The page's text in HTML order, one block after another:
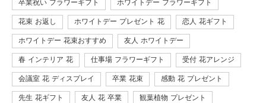
卒業祝い フラワーギフト ホワイトデー フラワーギフト
花束 お返し ホワイトデー プレゼント 花 恋人 花ギフト
ホワイトデー 花束おすすめ 友人 ホワイトデー
春 インテリア 花 仕事場 フラワーギフト 受付 花アレンジ
会議室 花 ディスプレイ 卒業 花束 感動 花 プレゼント
先生 花ギフト 友人 花 卒業 観葉植物 プレゼント